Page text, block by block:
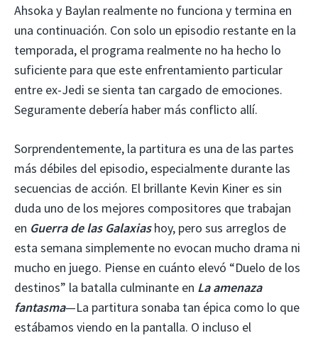
Ahsoka y Baylan realmente no funciona y termina en
una continuación. Con solo un episodio restante en la
temporada, el programa realmente no ha hecho lo
suficiente para que este enfrentamiento particular
entre ex-Jedi se sienta tan cargado de emociones.
Seguramente debería haber más conflicto allí.
Sorprendentemente, la partitura es una de las partes
más débiles del episodio, especialmente durante las
secuencias de acción. El brillante Kevin Kiner es sin
duda uno de los mejores compositores que trabajan
en Guerra de las Galaxiashoy, pero sus arreglos de
esta semana simplemente no evocan mucho drama ni
mucho en juego. Piense en cuánto elevó “Duelo de los
destinos” la batalla culminante en La amenaza
fantasma—La partitura sonaba tan épica como lo que
estábamos viendo en la pantalla. O incluso el